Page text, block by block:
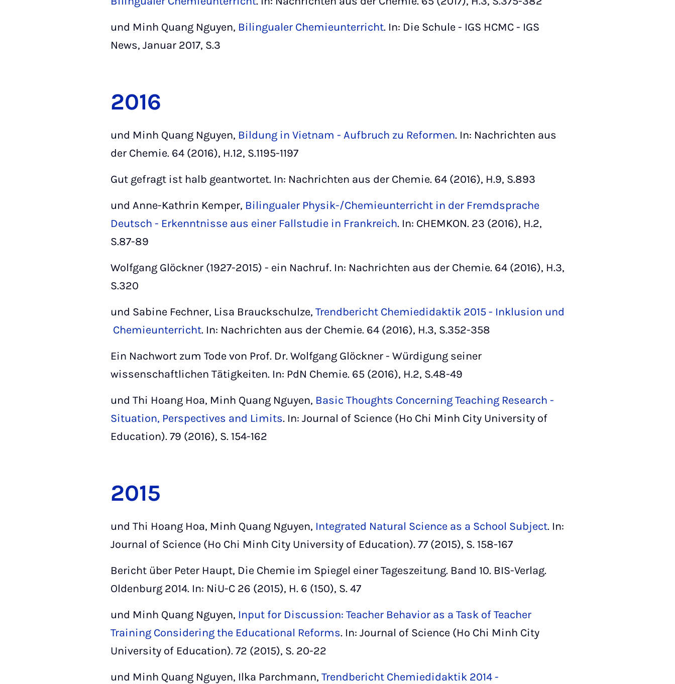
und Minh Quang Nguyen, Bilingualer Chemieunterricht. In: Die Schule - IGS HCMC - IGS
News, Januar 2017, S.3
2016
und Minh Quang Nguyen, Bildung in Vietnam - Aufbruch zu Reformen. In: Nachrichten aus
der Chemie. 64 (2016), H.12, S.1195-1197
Gut gefragt ist halb geantwortet. In: Nachrichten aus der Chemie. 64 (2016), H.9, S.893
und Anne-Kathrin Kemper, Bilingualer Physik-/Chemieunterricht in der Fremdsprache
Deutsch - Erkenntnisse aus einer Fallstudie in Frankreich. In: CHEMKON. 23 (2016), H.2,
S.87-89
Wolfgang Glöckner (1927-2015) - ein Nachruf. In: Nachrichten aus der Chemie. 64 (2016), H.3,
S.320
und Sabine Fechner, Lisa Brauckschulze, Trendbericht Chemiedidaktik 2015 - Inklusion und
Chemieunterricht. In: Nachrichten aus der Chemie. 64 (2016), H.3, S.352-358
Ein Nachwort zum Tode von Prof. Dr. Wolfgang Glöckner - Würdigung seiner
wissenschaftlichen Tätigkeiten. In: PdN Chemie. 65 (2016), H.2, S.48-49
und Thi Hoang Hoa, Minh Quang Nguyen, Basic Thoughts Concerning Teaching Research -
Situation, Perspectives and Limits. In: Journal of Science (Ho Chi Minh City University of
Education). 79 (2016), S. 154-162
2015
und Thi Hoang Hoa, Minh Quang Nguyen, Integrated Natural Science as a School Subject. In:
Journal of Science (Ho Chi Minh City University of Education). 77 (2015), S. 158-167
Bericht über Peter Haupt, Die Chemie im Spiegel einer Tageszeitung. Band 10. BIS-Verlag.
Oldenburg 2014. In: NiU-C 26 (2015), H. 6 (150), S. 47
und Minh Quang Nguyen, Input for Discussion: Teacher Behavior as a Task of Teacher
Training Considering the Educational Reforms. In: Journal of Science (Ho Chi Minh City
University of Education). 72 (2015), S. 20-22
und Minh Quang Nguyen, Ilka Parchmann, Trendbericht Chemiedidaktik 2014 -